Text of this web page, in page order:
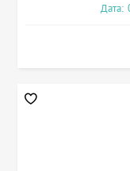
Дата: